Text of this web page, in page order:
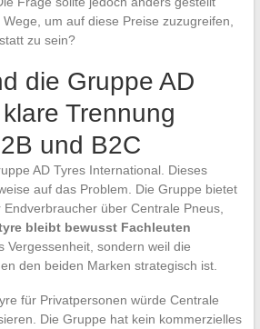
um auf diese Preise zuzugreifen,
zu sein?
die Gruppe AD
Trennung
und B2C
AD Tyres International. Dieses
auf das Problem. Die Gruppe bietet
über Centrale Pneus,
bleibt bewusst Fachleuten
Vergessenheit, sondern weil die
den beiden Marken strategisch ist.
für Privatpersonen würde Centrale
Die Gruppe hat kein kommerzielles